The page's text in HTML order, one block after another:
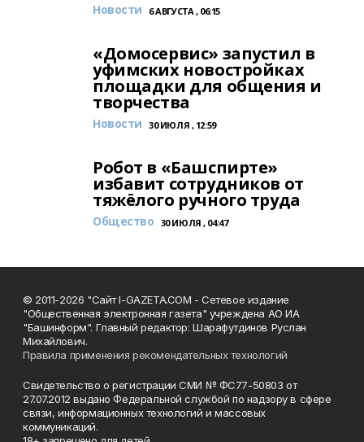
Новости 6 АВГУСТА , 06:15
«Домосервис» запустил в
уфимских новостройках
площадки для общения и
творчества
Новости 30 ИЮЛЯ , 12:59
Робот в «Башспирте»
избавит сотрудников от
тяжёлого ручного труда
Общество 30 ИЮЛЯ , 04:47
© 2011-2026 "Сайт I-GAZETA.COM - Сетевое издание
"Общественная электронная газета" учреждена АО ИА
"Башинформ". Главный редактор: Шарафутдинов Руслан
Михайлович.
Правила применения рекомендательных технологий
Свидетельство о регистрации СМИ № ФС77-50803 от
27.07.2012 выдано Федеральной службой по надзору в сфере
связи, информационных технологий и массовых
коммуникаций.